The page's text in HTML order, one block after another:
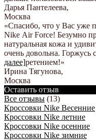
Дарья Пантелеева,
Москва
«Спасибо, что у Вас уже
Nike Аir Force! Безумно
натуральная кожа и
очень довольна. Горжусь
далее]ретением!»
Ирина Тягунова,
Москва
Оставить отзыв
Все отзывы (13)
Кроссовки Nike Весенние
Кроссовки Nike летние
Кроссовки Nike осенние
Кроссовки Nike зимние